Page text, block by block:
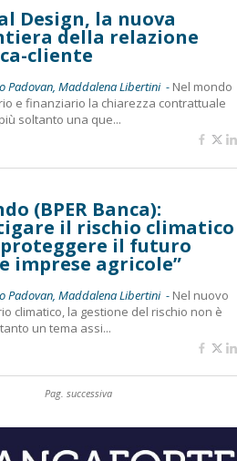
Design, la nuova
della relazione
cliente
Padovan, Maddalena Libertini - Nel mondo
e finanziario la chiarezza contrattuale
soltanto una que...
(BPER Banca):
il rischio climatico
il futuro
imprese agricole”
Padovan, Maddalena Libertini - Nel nuovo
climatico, la gestione del rischio non è
un tema assi...
Pag. successiva